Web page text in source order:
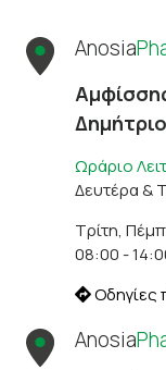
Anosia
Ωράριο
Δευτέρα &
Τρίτη,
08:00 -
Οδηγίες
Anosia